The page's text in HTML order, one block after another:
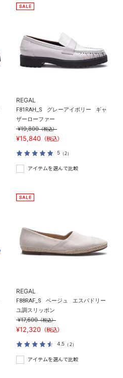
REGAL
F81RAH_S グレーアイボリー
ギャ
ザーローファー
¥19,800（税込）
¥15,840 （税込）
5（2）
アイテムを選んで比較
REGAL
F88RAF_S ベージュ
エスパドリー
ユ調スリッポン
¥17,600（税込）
¥12,320 （税込）
4.5 （2）
アイテムを選んで比較